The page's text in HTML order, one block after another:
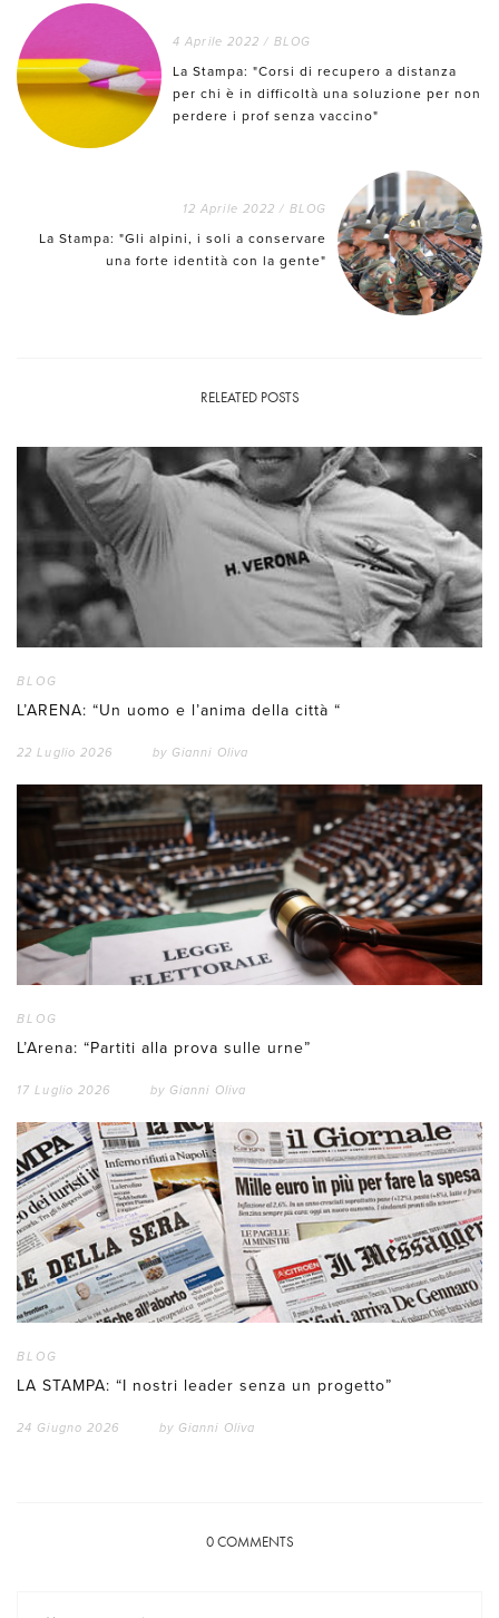
4 Aprile 2022 / BLOG
La Stampa: "Corsi di recupero a distanza
per chi è in difficoltà una soluzione per non
perdere i prof senza vaccino"
12 Aprile 2022 / BLOG
La Stampa: "Gli alpini, i soli a conservare
una forte identità con la gente"
RELEATED POSTS
BLOG
L’ARENA: “Un uomo e l’anima della città “
22 Luglio 2026 by Gianni Oliva
BLOG
L’Arena: “Partiti alla prova sulle urne”
17 Luglio 2026 by Gianni Oliva
BLOG
LA STAMPA: “I nostri leader senza un progetto”
24 Giugno 2026 by Gianni Oliva
0COMMENTS